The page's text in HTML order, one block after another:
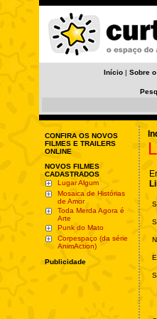
Início | Sobre
CONFIRA OS NOVOS
FILMES E TRAILERS
ONLINE
NOVOS FILMES
CADASTRADOS
Lugar Algum
Mosaica de Histórias
de Amor
Toda Merda Agora é
Arte
Punk do Mato
Corpespaço (da série
AnimAction)
Publicidade